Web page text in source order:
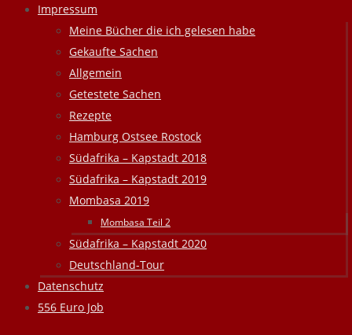
Impressum
Meine Bücher die ich gelesen habe
Gekaufte Sachen
Allgemein
Getestete Sachen
Rezepte
Hamburg Ostsee Rostock
Südafrika – Kapstadt 2018
Südafrika – Kapstadt 2019
Mombasa 2019
Mombasa Teil 2
Südafrika – Kapstadt 2020
Deutschland-Tour
Datenschutz
556 Euro Job